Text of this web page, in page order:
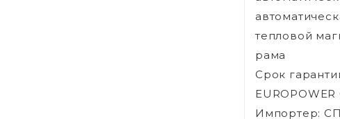
тепловой
рама
Срок
Импортер: